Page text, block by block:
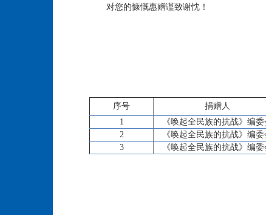
对您的慷慨惠赠谨致谢忱！
序号 捐赠人
1
《唤起全民族的抗战》编委
2
《唤起全民族的抗战》编委
3
《唤起全民族的抗战》编委